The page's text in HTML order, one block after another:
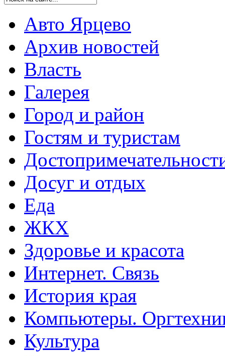
Авто Ярцево
Архив новостей
Власть
Галерея
Город и район
Гостям и туристам
Досуг и отдых
Еда
ЖКХ
Здоровье и красота
Интернет. Связь
История края
Компьютеры.
Культура